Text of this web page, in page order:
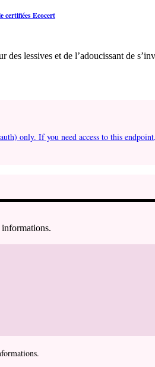
certifiées Ecocert
lessives et de l’adoucissant de
only. If you need access to this